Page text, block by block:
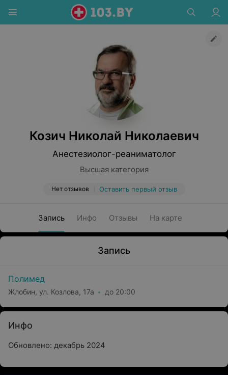
Козич Николай Николаевич
Анестезиолог-реаниматолог
Высшая категория
Нет отзывов Оставить первый отзыв
Запись Инфо Отзывы На карте
Запись
Полимед
Жлобин, ул. Козлова, 17а до 20:00
Инфо
Обновлено: декабрь 2024